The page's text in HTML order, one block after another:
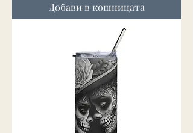
Добави в кошницата